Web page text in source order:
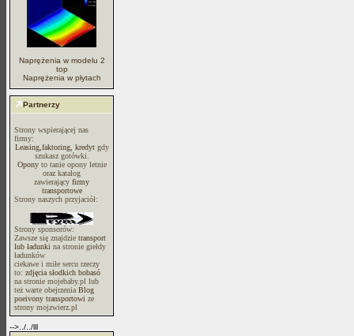
Naprężenia w modelu 2
top
Naprężenia w płytach
Partnerzy
Strony wspierającej nas
firmy:
Leasing,faktoring, kredytgdy
szukasz gotówki.
Oponyto tanie opony letnie
oraz katalog
zawierający firmy
transportowe
Strony naszych przyjaciół:
Strony sponsorów:
Zawsze się znajdzie transport
lub ładunki na stronie giełdy
ładunków
ciekawe i miłe sercu rzeczy
to: zdjęcia słodkich bobasó
na stronie mojebaby.pl lub
też warte obejrzenia Blog
poeivony transportowi ze
strony mojzwierz.pl
-->../../lll